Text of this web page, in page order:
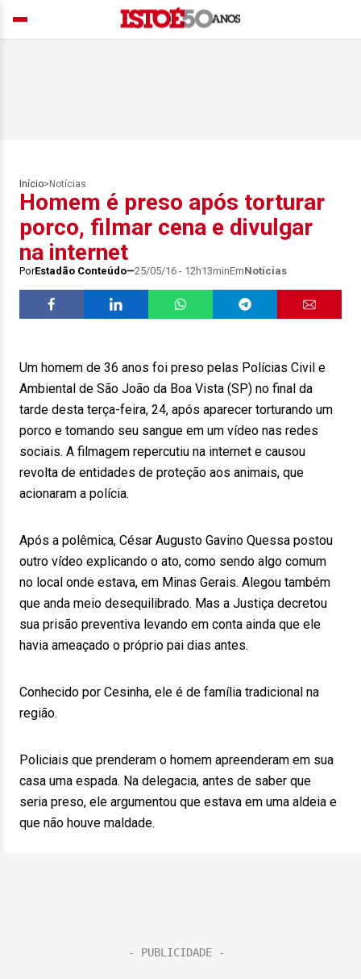
Início> Notícias
Homem é preso após torturar
porco, filmar cena e divulgar
na internet
PorEstadão Conteúdo 25/05/16 - 12h13minEmNotícias
Um homem de 36 anos foi preso pelas Polícias Civil e
Ambiental de São João da Boa Vista (SP) no final da
tarde desta terça-feira, 24, após aparecer torturando um
porco e tomando seu sangue em um vídeo nas redes
sociais. A filmagem repercutiu na internet e causou
revolta de entidades de proteção aos animais, que
acionaram a polícia.
Após a polêmica, César Augusto Gavino Quessa postou
outro vídeo explicando o ato, como sendo algo comum
no local onde estava, em Minas Gerais. Alegou também
que anda meio desequilibrado. Mas a Justiça decretou
sua prisão preventiva levando em conta ainda que ele
havia ameaçado o próprio pai dias antes.
Conhecido por Cesinha, ele é de família tradicional na
região.
Policiais que prenderam o homem apreenderam em sua
casa uma espada. Na delegacia, antes de saber que
seria preso, ele argumentou que estava em uma aldeia e
que não houve maldade.